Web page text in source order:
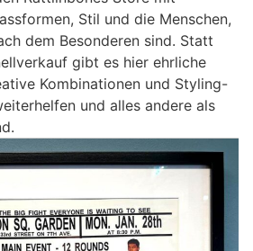
Stil und die Menschen,
dem Besonderen sind. Statt
gibt es hier ehrliche
Kombinationen und Styling-
und alles andere als